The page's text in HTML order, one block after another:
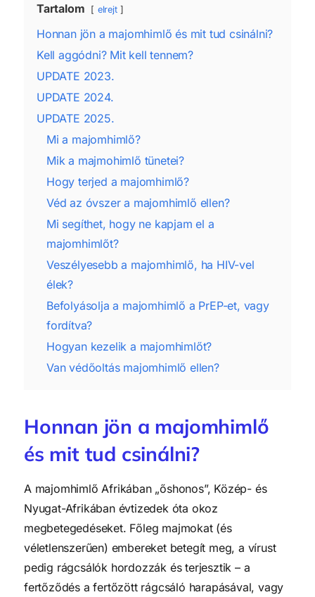
Tartalom elrejt
Honnan jön a majomhimlő és mit tud csinálni?
Kell aggódni? Mit kell tennem?
UPDATE 2023.
UPDATE 2024.
UPDATE 2025.
Mi a majomhimlő?
Mik a majmohimlő tünetei?
Hogy terjed a majomhimlő?
Véd az óvszer a majomhimlő ellen?
Mi segíthet, hogy ne kapjam el a
majomhimlőt?
Veszélyesebb a majomhimlő, ha HIV-vel
élek?
Befolyásolja a majomhimlő a PrEP-et, vagy
fordítva?
Hogyan kezelik a majomhimlőt?
Van védőoltás majomhimlő ellen?
Honnan jön a majomhimlő
és mit tud csinálni?
A majomhimlő Afrikában „őshonos”, Közép- és
Nyugat-Afrikában évtizedek óta okoz
megbetegedéseket. Főleg majmokat (és
véletlenszerűen) embereket betegít meg, a vírust
pedig rágcsálók hordozzák és terjesztik – a
fertőződés a fertőzött rágcsáló harapásával, vagy